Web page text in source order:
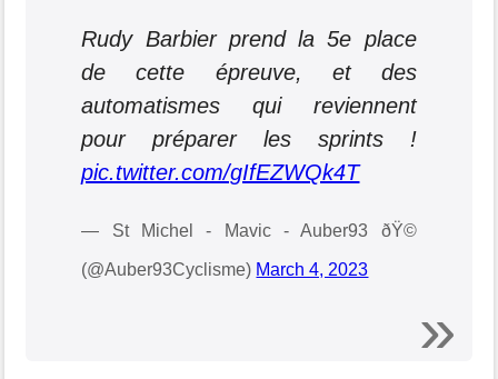
Rudy Barbier prend la 5e place
de cette épreuve, et des
automatismes qui reviennent
pour préparer les sprints !
pic.twitter.com/gIfEZWQk4T
— St Michel - Mavic - Auber93 ðŸ©
(@Auber93Cyclisme) March 4, 2023